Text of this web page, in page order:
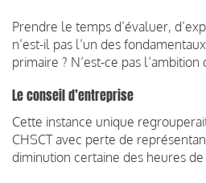
Prendre le temps d’évaluer,
n’est-il pas l’un des
primaire ? N’est-ce pas l’ambition
Le conseil d’entreprise
Cette instance unique
CHSCT avec perte de
diminution certaine des heures de